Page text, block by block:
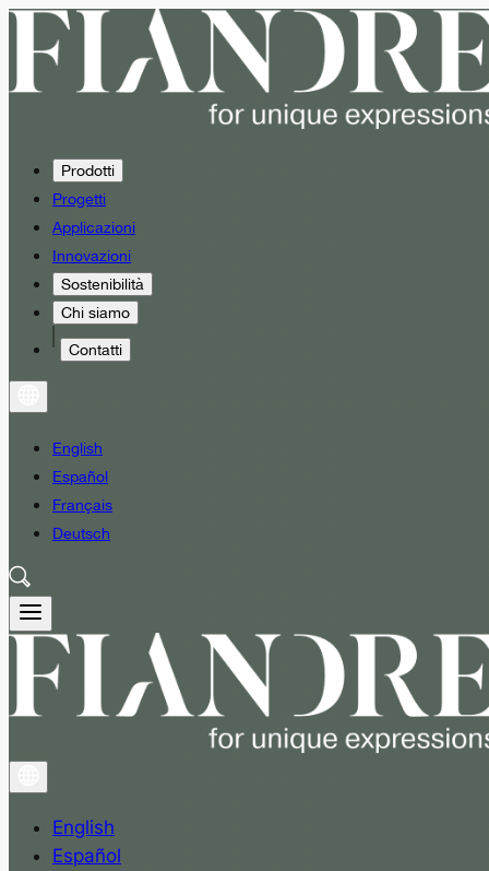
Prodotti
Progetti
Applicazioni
Innovazioni
Sostenibilità
Chi siamo
Contatti
English
Español
Français
Deutsch
English
Español